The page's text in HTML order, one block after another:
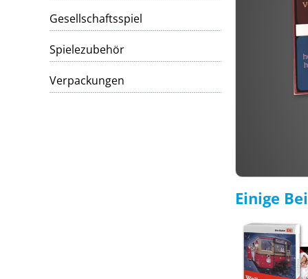
Gesellschaftsspiel
Spielezubehör
Verpackungen
Einige
Bridge
Rommé